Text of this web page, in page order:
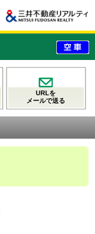
URLを
メールで送る